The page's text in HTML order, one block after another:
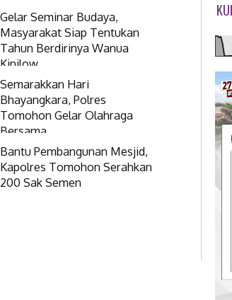
Gelar Seminar Budaya,
Masyarakat Siap Tentukan
Tahun Berdirinya Wanua
Kinilow
Semarakkan Hari
Bhayangkara, Polres
Tomohon Gelar Olahraga
Bersama
Bantu Pembangunan Mesjid,
Kapolres Tomohon Serahkan
200 Sak Semen